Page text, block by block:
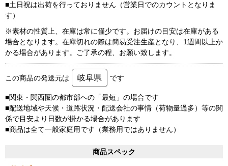
■土日祝は出荷を行っておりません（営業日でのカウントとなりま
す）
※素材の性質上、在庫は常に僅少です。お届けの目安は在庫がある
場合となります。在庫切れの際は簡易受注生産となり、1週間以上か
かる場合があります。ご了承の程、お願い致します。
この商品の発送元は 岐阜県 です
■関東・関西圏の都市部への「最短」の場合です
■配送地域や天候・道路状況・配送会社の事情（荷物量過多）等の関
係で目安より日数が掛かる場合があります
■商品は全て一般家庭用です（業務用ではありません）
商品スペック